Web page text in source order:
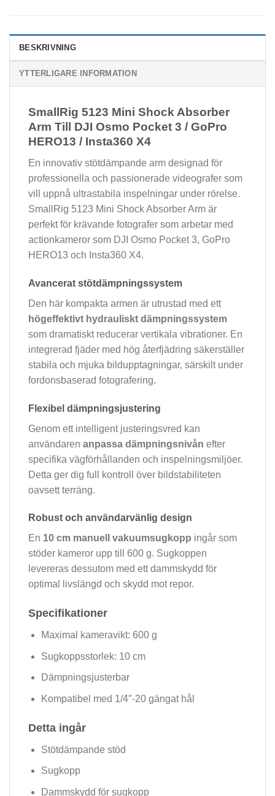
BESKRIVNING
YTTERLIGARE INFORMATION
SmallRig 5123 Mini Shock Absorber
Arm Till DJI Osmo Pocket 3 / GoPro
HERO13 / Insta360 X4
En innovativ stötdämpande arm designad för
professionella och passionerade videografer som
vill uppnå ultrastabila inspelningar under rörelse.
SmallRig 5123 Mini Shock Absorber Arm är
perfekt för krävande fotografer som arbetar med
actionkameror som DJI Osmo Pocket 3, GoPro
HERO13 och Insta360 X4.
Avancerat stötdämpningssystem
Den här kompakta armen är utrustad med ett
högeffektivt hydrauliskt dämpningssystem
som dramatiskt reducerar vertikala vibrationer. En
integrerad fjäder med hög återfjädring säkerställer
stabila och mjuka bildupptagningar, särskilt under
fordonsbaserad fotografering.
Flexibel dämpningsjustering
Genom ett intelligent justeringsvred kan
användaren anpassa dämpningsnivån efter
specifika vägförhållanden och inspelningsmiljöer.
Detta ger dig full kontroll över bildstabiliteten
oavsett terräng.
Robust och användarvänlig design
En 10 cm manuell vakuumsugkopp ingår som
stöder kameror upp till 600 g. Sugkoppen
levereras dessutom med ett dammskydd för
optimal livslängd och skydd mot repor.
Specifikationer
Maximal kameravikt: 600 g
Sugkoppsstorlek: 10 cm
Dämpningsjusterbar
Kompatibel med 1/4″-20 gängat hål
Detta ingår
Stötdämpande stöd
Sugkopp
Dammskydd för sugkopp